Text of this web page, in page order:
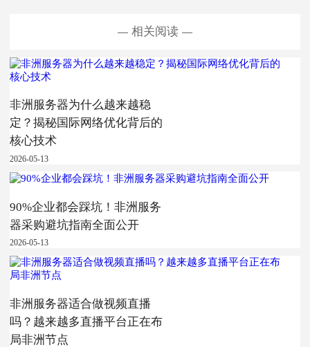
相关阅读
非洲服务器为什么越来越稳
定？揭秘国际网络优化背后的
核心技术
2026-05-13
90%企业都会踩坑！非洲服务
器采购避坑指南全面公开
2026-05-13
非洲服务器适合做视频直播
吗？越来越多直播平台正在布
局非洲节点